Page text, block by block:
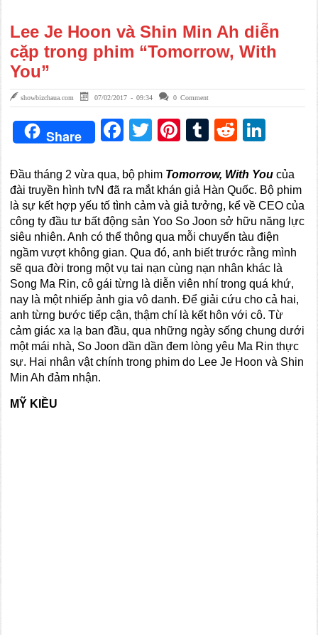
Lee Je Hoon và Shin Min Ah diễn
cặp trong phim “Tomorrow, With
You”
showbizchaua.com 07/02/2017 - 09:34 0 Comment
Share Facebook
TwitterPinterest
TumblrReddit
Đầu tháng 2 vừa qua, bộ phim Tomorrow, With Youcủa
đài truyền hình tvN đã ra mắt khán giả Hàn Quốc. Bộ phim
là sự kết hợp yếu tố tình cảm và giả tưởng, kể về CEO của
công ty đầu tư bất động sản Yoo So Joon sở hữu năng lực
siêu nhiên. Anh có thể thông qua mỗi chuyến tàu điện
ngầm vượt không gian. Qua đó, anh biết trước rằng mình
sẽ qua đời trong một vụ tai nạn cùng nạn nhân khác là
Song Ma Rin, cô gái từng là diễn viên nhí trong quá khứ,
nay là một nhiếp ảnh gia vô danh. Để giải cứu cho cả hai,
anh từng bước tiếp cận, thậm chí là kết hôn với cô. Từ
cảm giác xa lạ ban đầu, qua những ngày sống chung dưới
một mái nhà, So Joon dần dần đem lòng yêu Ma Rin thực
sự. Hai nhân vật chính trong phim do Lee Je Hoon và Shin
Min Ah đảm nhận.
MỸ KIỀU